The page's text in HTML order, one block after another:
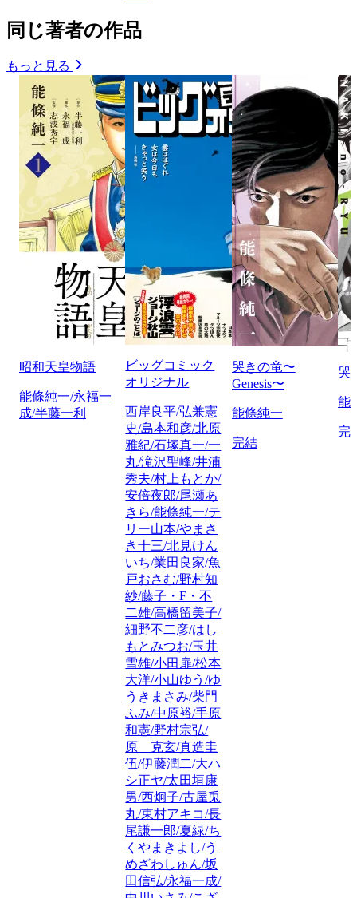
同じ著者の作品
もっと見る
昭和天皇物語
能條純一/永福一
成/半藤一利
ビッグコミック
オリジナル
西岸良平/弘兼憲
史/島本和彦/北原
雅紀/石塚真一/一
丸/滝沢聖峰/井浦
秀夫/村上もとか/
安倍夜郎/尾瀬あ
きら/能條純一/テ
リー山本/やまさ
き十三/北見けん
いち/業田良家/魚
戸おさむ/野村知
紗/藤子・F・不
二雄/高橋留美子/
細野不二彦/はし
もとみつお/玉井
雪雄/小田扉/松本
大洋/小山ゆう/ゆ
うきまさみ/柴門
ふみ/中原裕/手原
和憲/野村宗弘/
原 克玄/真造圭
伍/伊藤潤二/大ハ
シ正ヤ/太田垣康
男/西炯子/古屋兎
丸/東村アキコ/長
尾謙一郎/夏緑/ち
くやまきよし/う
めざわしゅん/坂
田信弘/永福一成/
哭きの竜〜
Genesis〜
能條純一
完結
哭
能
完